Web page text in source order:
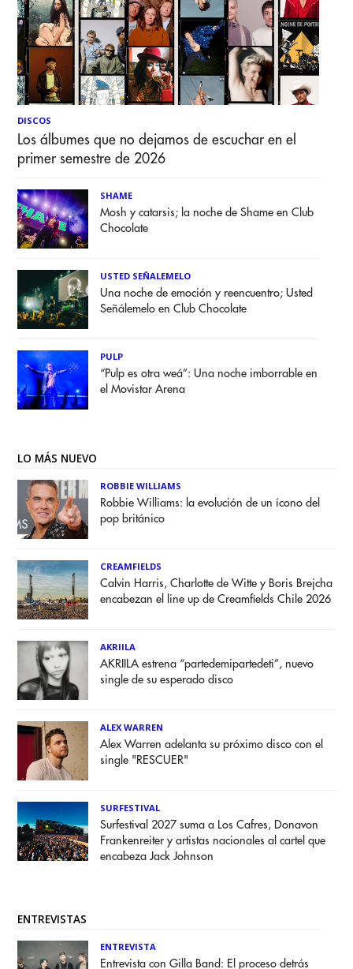
DISCOS
Los álbumes que no dejamos de escuchar en el
primer semestre de 2026
SHAME
Mosh y catarsis; la noche de Shame en Club
Chocolate
USTED SEÑALEMELO
Una noche de emoción y reencuentro; Usted
Señálemelo en Club Chocolate
PULP
“Pulp es otra weá”: Una noche imborrable en
el Movistar Arena
LO MÁS NUEVO
ROBBIE WILLIAMS
Robbie Williams: la evolución de un ícono del
pop británico
CREAMFIELDS
Calvin Harris, Charlotte de Witte y Boris Brejcha
encabezan el line up de Creamfields Chile 2026
AKRIILA
AKRIILA estrena “partedemipartedeti”, nuevo
single de su esperado disco
ALEX WARREN
Alex Warren adelanta su próximo disco con el
single "RESCUER"
SURFESTIVAL
Surfestival 2027 suma a Los Cafres, Donavon
Frankenreiter y artistas nacionales al cartel que
encabeza Jack Johnson
ENTREVISTAS
ENTREVISTA
Entrevista con Gilla Band: El proceso detrás